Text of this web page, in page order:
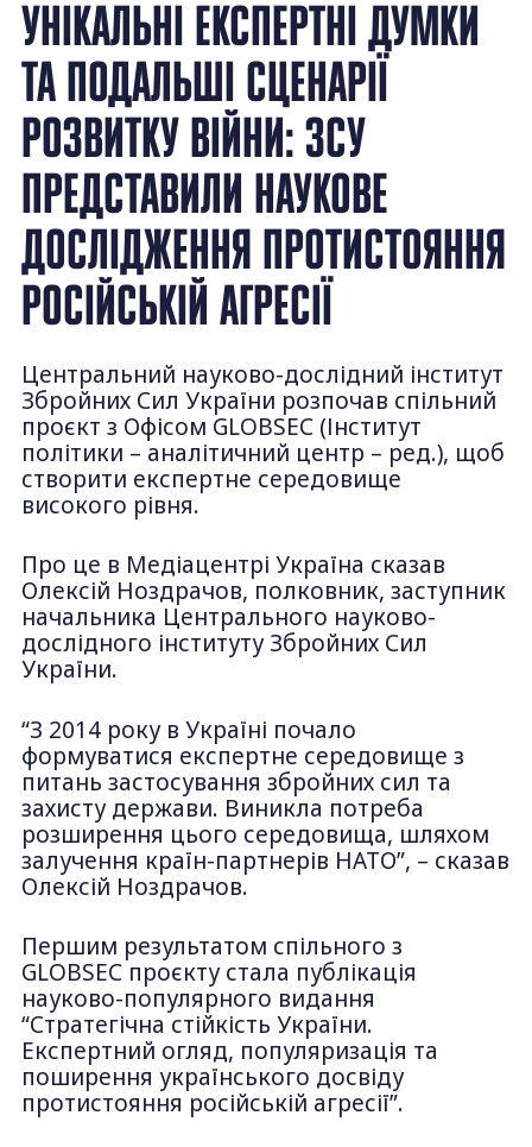
УНІКАЛЬНІ ЕКСПЕРТНІ ДУМКИ
ТА ПОДАЛЬШІ СЦЕНАРІЇ
РОЗВИТКУ ВІЙНИ: ЗСУ
ПРЕДСТАВИЛИ НАУКОВЕ
ДОСЛІДЖЕННЯ ПРОТИСТОЯННЯ
РОСІЙСЬКІЙ АГРЕСІЇ
Центральний науково-дослідний інститут
Збройних Сил України розпочав спільний
проєкт з Офісом GLOBSEC (Інститут
політики – аналітичний центр – ред.), щоб
створити експертне середовище
високого рівня.
Про це в Медіацентрі Україна сказав
Олексій Ноздрачов, полковник, заступник
начальника Центрального науково-
дослідного інституту Збройних Сил
України.
“З 2014 року в Україні почало
формуватися експертне середовище з
питань застосування збройних сил та
захисту держави. Виникла потреба
розширення цього середовища, шляхом
залучення країн-партнерів НАТО”, – сказав
Олексій Ноздрачов.
Першим результатом спільного з
GLOBSEC проєкту стала публікація
науково-популярного видання
“Стратегічна стійкість України.
Експертний огляд, популяризація та
поширення українського досвіду
протистояння російській агресії”.